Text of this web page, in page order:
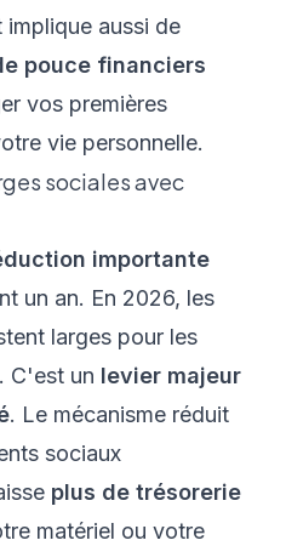
implique aussi de
pouce financiers
vos premières
vie personnelle.
sociales avec
importante
un an. En 2026, les
larges pour les
C'est un levier majeur
. Le mécanisme réduit
sociaux
plus de trésorerie
matériel ou votre